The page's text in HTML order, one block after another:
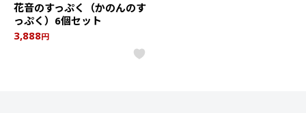
花音のすっぷく（かのんのす
っぷく）6個セット
3,888円